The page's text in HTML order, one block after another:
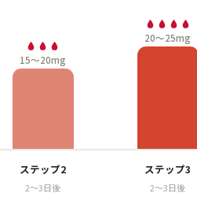
15〜20mg
20〜25mg
ステップ2
2〜3日後
ステップ3
2〜3日後